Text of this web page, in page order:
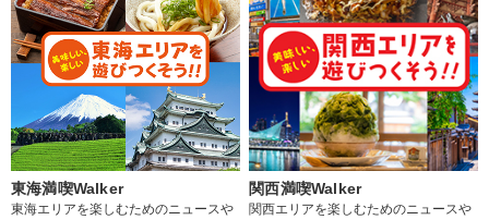
東海満喫Walker
東海エリアを楽しむためのニュースや
関西満喫Walker
関西エリアを楽しむためのニュースや